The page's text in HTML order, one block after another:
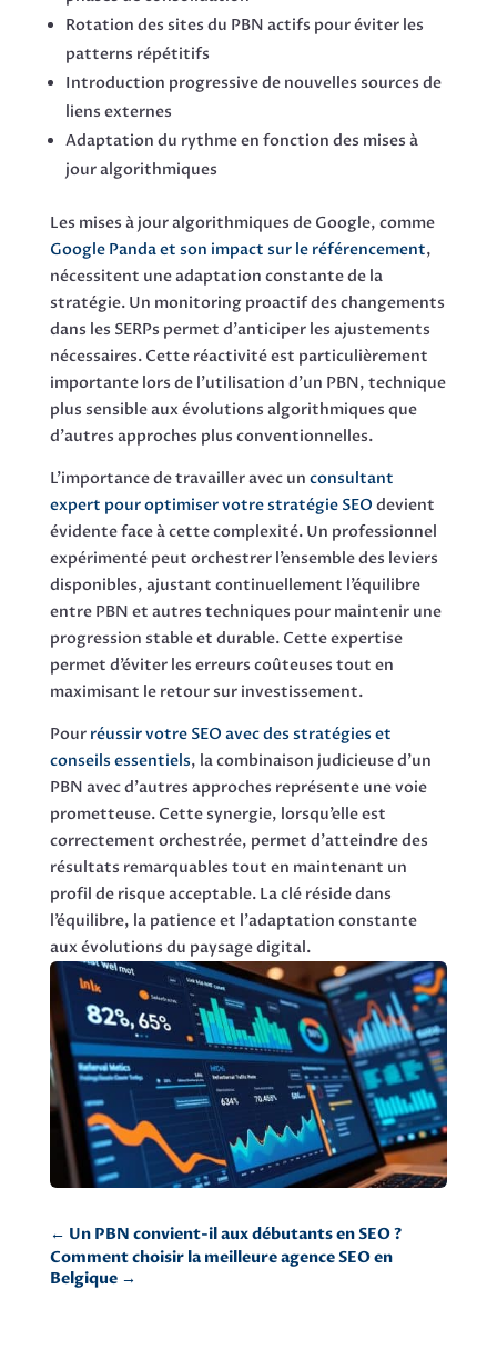
Rotation des sites du PBN actifs pour éviter les
patterns répétitifs
Introduction progressive de nouvelles sources de
liens externes
Adaptation du rythme en fonction des mises à
jour algorithmiques
Les mises à jour algorithmiques de Google, comme
Google Panda et son impact sur le référencement,
nécessitent une adaptation constante de la
stratégie. Un monitoring proactif des changements
dans les SERPs permet d’anticiper les ajustements
nécessaires. Cette réactivité est particulièrement
importante lors de l’utilisation d’un PBN, technique
plus sensible aux évolutions algorithmiques que
d’autres approches plus conventionnelles.
L’importance de travailler avec un consultant
expert pour optimiser votre stratégie SEO devient
évidente face à cette complexité. Un professionnel
expérimenté peut orchestrer l’ensemble des leviers
disponibles, ajustant continuellement l’équilibre
entre PBN et autres techniques pour maintenir une
progression stable et durable. Cette expertise
permet d’éviter les erreurs coûteuses tout en
maximisant le retour sur investissement.
Pour réussir votre SEO avec des stratégies et
conseils essentiels, la combinaison judicieuse d’un
PBN avec d’autres approches représente une voie
prometteuse. Cette synergie, lorsqu’elle est
correctement orchestrée, permet d’atteindre des
résultats remarquables tout en maintenant un
profil de risque acceptable. La clé réside dans
l’équilibre, la patience et l’adaptation constante
aux évolutions du paysage digital.
← Un PBN convient-il aux débutants en SEO ?
Comment choisir la meilleure agence SEO en
Belgique→